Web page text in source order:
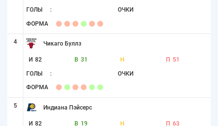
ГОЛЫ : ОЧКИ
ФОРМА
4 Чикаго Буллз
И 82 В 31 Н П 51
ГОЛЫ : ОЧКИ
ФОРМА
5 Индиана Пэйсерс
И 82 В 19 Н П 63